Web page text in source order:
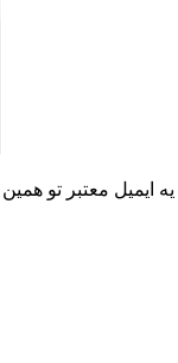
ایمیل معتبر تو